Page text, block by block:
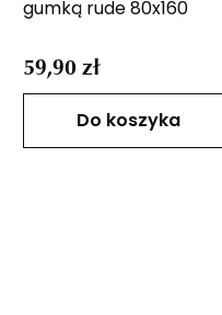
gumką rude 80x160
59,90 zł
Do koszyka